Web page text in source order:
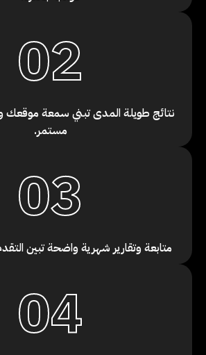
02
نتائج طويلة المدى تبني سمعة موقعك
مستمر.
03
متابعة وتقارير شهرية واضحة تبين
04